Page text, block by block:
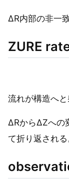
ΔR内部の非一
ZURE
流れが構造へと
ΔRからΔZへの
て折り返される